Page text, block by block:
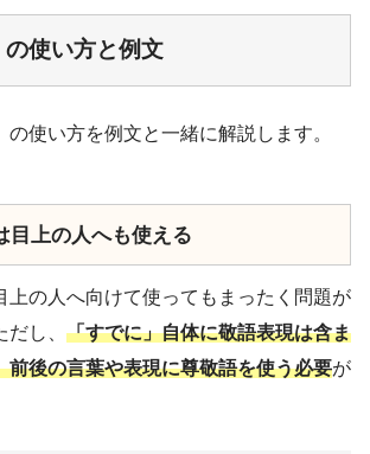
の使い方と例文
の使い方を例文と一緒に解説します。
目上の人へも使える
上の人へ向けて使ってもまったく問題が
し、 「すでに」自体に敬語表現は含ま
前後の言葉や表現に尊敬語を使う必要が